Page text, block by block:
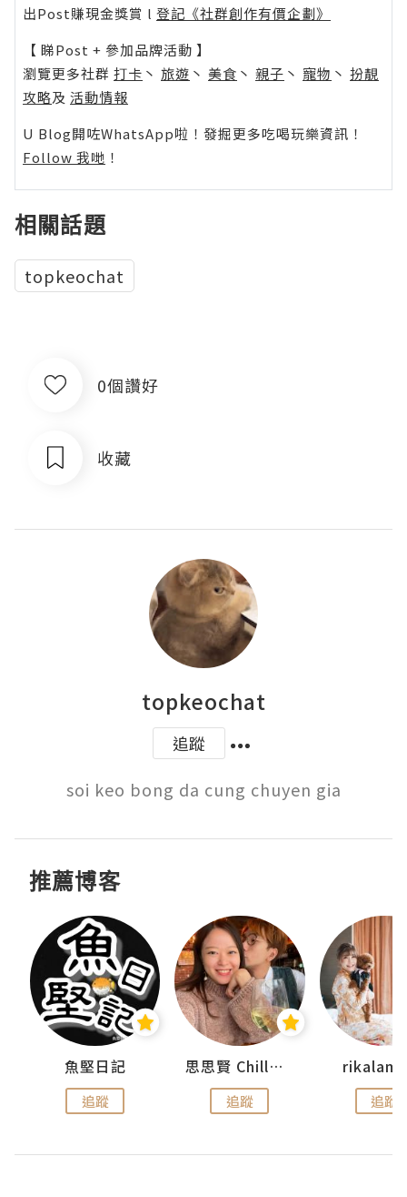
出Post賺現金獎賞 l 登記《社群創作有價企劃》
【 睇Post + 參加品牌活動 】
瀏覽更多社群 打卡 丶 旅遊 丶 美食 丶 親子 丶 寵物 丶 扮靚
攻略及 活動情報
U Blog開咗WhatsApp啦！發掘更多吃喝玩樂資訊！
Follow 我哋 ！
相關話題
topkeochat
0個讚好
收藏
topkeochat
追蹤
soi keo bong da cung chuyen gia
推薦博客
魚堅日記
追蹤
思思賢 ChillMyBabe
追蹤 追蹤